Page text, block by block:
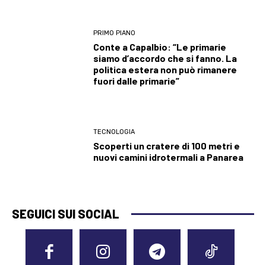
PRIMO PIANO
Conte a Capalbio: “Le primarie
siamo d’accordo che si fanno. La
politica estera non può rimanere
fuori dalle primarie”
TECNOLOGIA
Scoperti un cratere di 100 metri e
nuovi camini idrotermali a Panarea
SEGUICI SUI SOCIAL